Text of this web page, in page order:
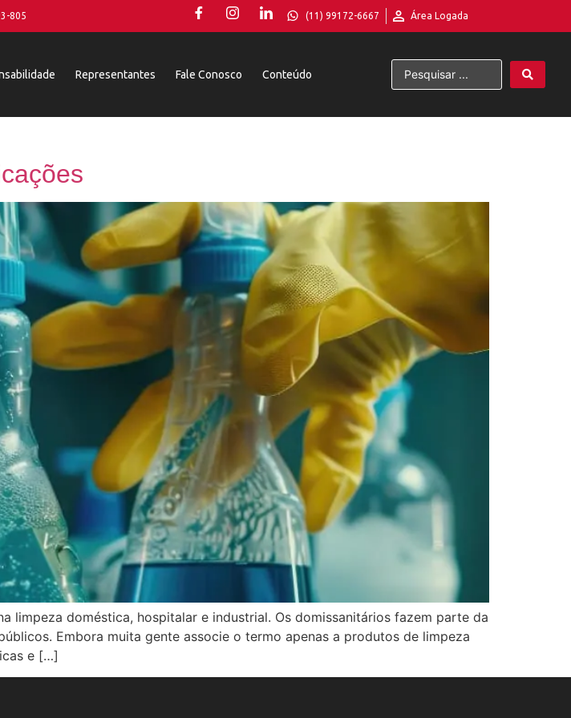
805 (11) 99172-6667 Área Logada
Representantes Fale Conosco Conteúdo
limpeza doméstica, hospitalar e industrial. Os domissanitários fazem parte da
Embora muita gente associe o termo apenas a produtos de limpeza
e […]